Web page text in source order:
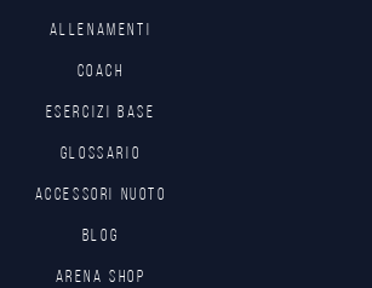
Allenamenti
Coach
Esercizi base
Glossario
Accessori nuoto
Blog
Arena Shop